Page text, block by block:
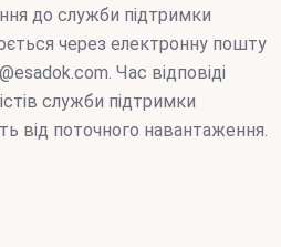
до служби підтримки
через електронну пошту
. Час відповіді
служби підтримки
від поточного навантаження.